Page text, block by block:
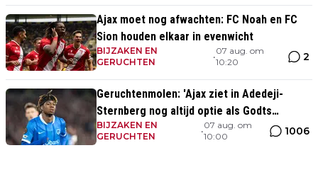
Ajax moet nog afwachten: FC Noah en FC
Sion houden elkaar in evenwicht
BIJZAKEN EN
GERUCHTEN
•
07 aug. om
10:20
2
Geruchtenmolen: 'Ajax ziet in Adedeji-
Sternberg nog altijd optie als Godts
vertrekt'
BIJZAKEN EN
GERUCHTEN
•
07 aug. om
10:00
1006